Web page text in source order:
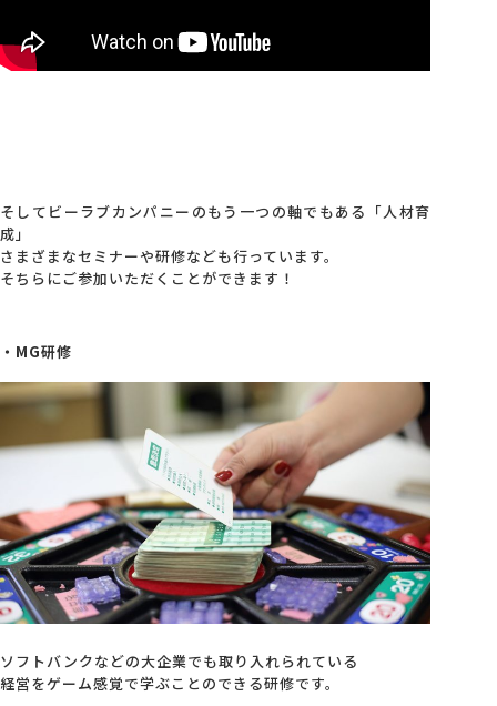
そしてビーラブカンパニーのもう一つの軸でもある「人材育
成」
さまざまなセミナーや研修なども行っています。
そちらにご参加いただくことができます！
・MG研修
ソフトバンクなどの大企業でも取り入れられている
経営をゲーム感覚で学ぶことのできる研修です。